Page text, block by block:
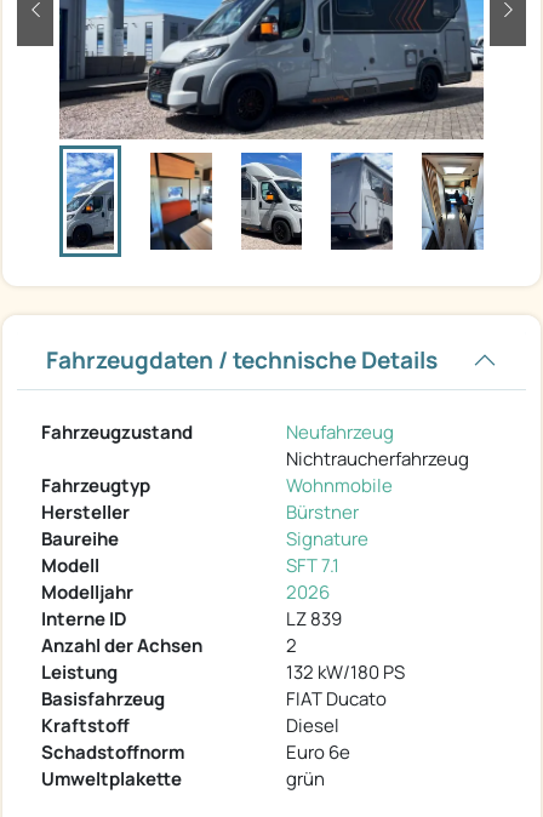
zurück
Fahrzeugdaten / technische Details
Fahrzeugzustand
Neufahrzeug
Nichtraucherfahrzeug
Fahrzeugtyp
Wohnmobile
Hersteller
Bürstner
Baureihe
Signature
Modell
SFT 7.1
Modelljahr
2026
Interne ID
LZ 839
Anzahl der Achsen
2
Leistung
132 kW/180 PS
Basisfahrzeug
FIAT Ducato
Kraftstoff
Diesel
Schadstoffnorm
Euro 6e
Umweltplakette
grün